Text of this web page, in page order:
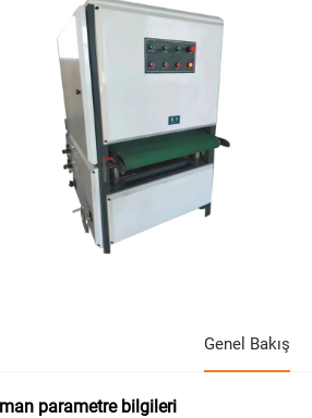
Genel Bakış
parametre bilgileri